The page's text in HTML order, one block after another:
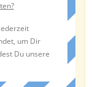
um Dir
Du unsere